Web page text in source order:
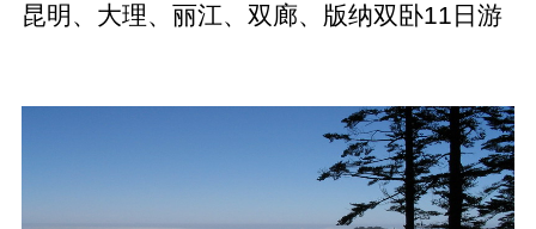
昆明、大理、丽江、双廊、版纳双卧11日游